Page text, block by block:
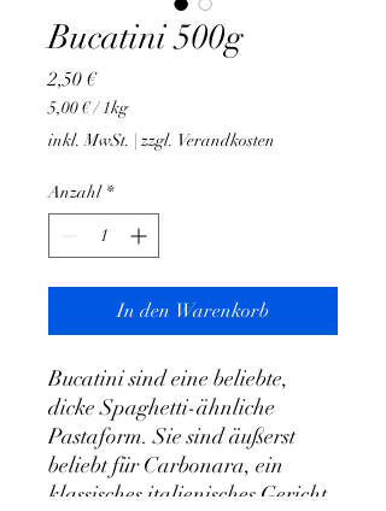
Bucatini 500g
2,50 €Preis
5,00 €/1kg
5,00 €
pro
Kilogramm
inkl. MwSt. | zzgl. Verandkosten
Anzahl *
In den Warenkorb
Bucatini sind eine beliebte,
dicke Spaghetti-ähnliche
Pastaform. Sie sind äußerst
beliebt für Carbonara, ein
klassisches italienisches Gericht.